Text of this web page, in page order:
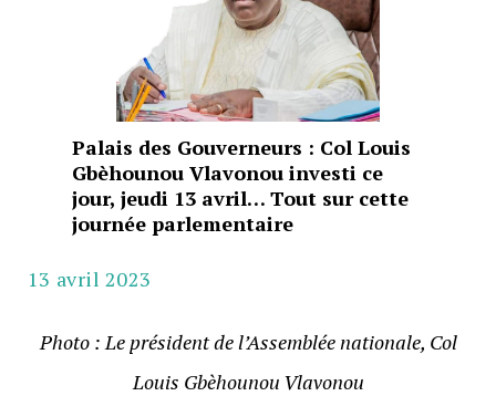
Palais des Gouverneurs : Col Louis
Gbèhounou Vlavonou investi ce
jour, jeudi 13 avril… Tout sur cette
journée parlementaire
13 avril 2023
Photo : Le président de l’Assemblée nationale, Col
Louis Gbèhounou Vlavonou